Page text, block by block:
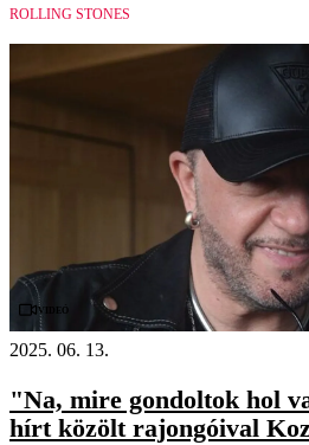
ROLLING STONES
Videó
2025. 06. 13.
"Na, mire gondoltok hol
hírt közölt rajongóival